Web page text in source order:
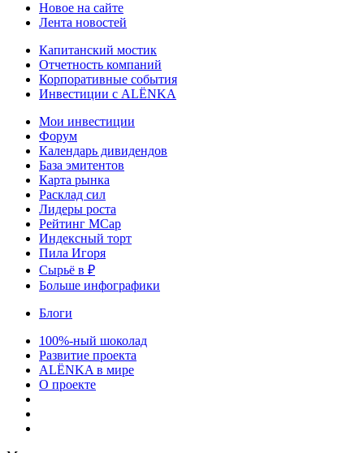
Новое на сайте
Лента новостей
Капитанский мостик
Отчетность компаний
Корпоративные события
Инвестиции с ALЁNKA
Мои инвестиции
Форум
Календарь дивидендов
База эмитентов
Карта рынка
Расклад сил
Лидеры роста
Рейтинг MCap
Индексный торт
Пила Игоря
Сырьё в ₽
Больше инфографики
Блоги
100%-ный шоколад
Развитие проекта
ALЁNKA в мире
О проекте